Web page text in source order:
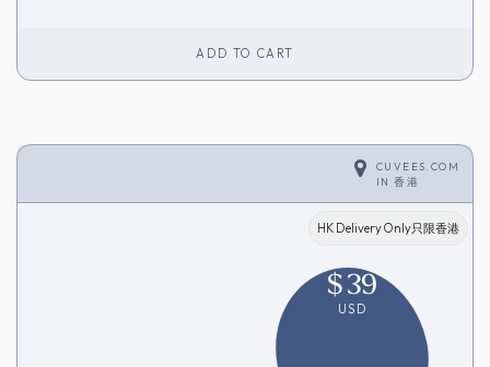
ADD TO CART
CUVEES.COM
IN香港
HK Delivery Only只限香港
$39
USD